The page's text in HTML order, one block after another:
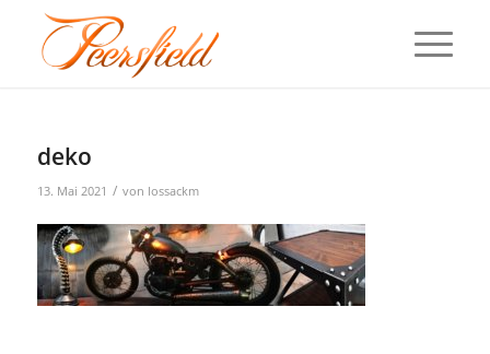
deko
13. Mai 2021 / von lossackm